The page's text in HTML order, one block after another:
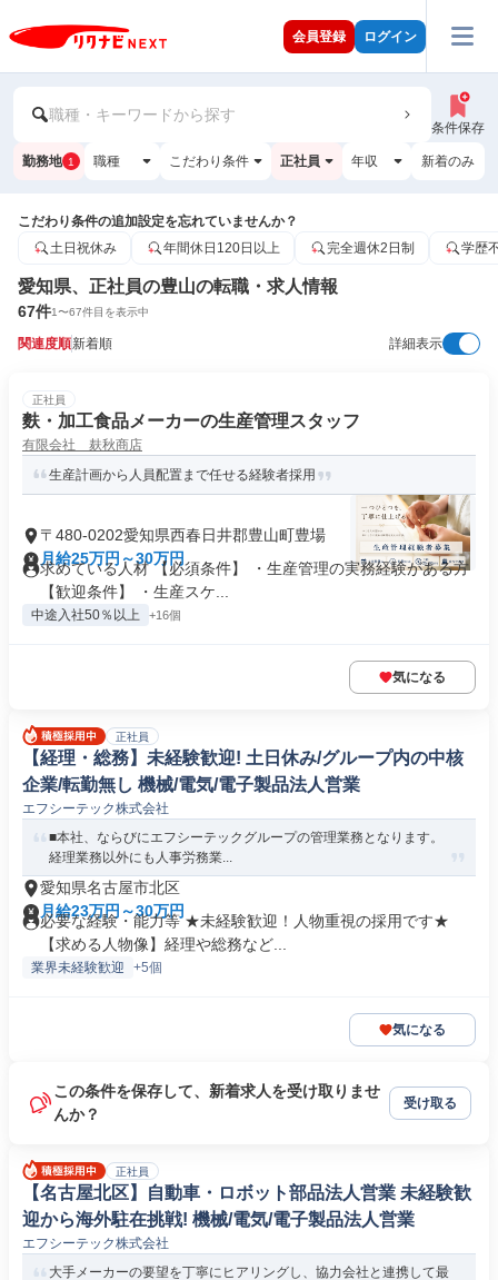
会員登録 ログイン
職種・キーワードから探す
条件保存
勤務地 1 職種 こだわり条件 正社員 年収 新着のみ
こだわり条件の追加設定を忘れていませんか？
土日祝休み
年間休日120日以上 完全週休2日制 学歴
愛知県、正社員の豊山の転職・求人情報
67件1〜67件目を表示中
関連度順新着順 詳細表示
正社員
麩・加工食品メーカーの生産管理スタッフ
有限会社 麸秋商店
生産計画から人員配置まで任せる経験者採用
〒480-0202愛知県西春日井郡豊山町豊場
月給25万円～30万円
求めている人材 【必須条件】 ・生産管理の実務経験がある方
【歓迎条件】 ・生産スケ...
中途入社50％以上 +16個
気になる
正社員
【経理・総務】未経験歓迎! 土日休み/グループ内の中核
企業/転勤無し 機械/電気/電子製品法人営業
エフシーテック株式会社
■本社、ならびにエフシーテックグループの管理業務となります。
経理業務以外にも人事労務業...
愛知県名古屋市北区
月給23万円～30万円
必要な経験・能力等 ★未経験歓迎！人物重視の採用です★
【求める人物像】経理や総務など...
業界未経験歓迎 +5個
気になる
この条件を保存して、新着求人を受け取りませ
んか？
受け取る
正社員
【名古屋北区】自動車・ロボット部品法人営業 未経験歓
迎から海外駐在挑戦! 機械/電気/電子製品法人営業
エフシーテック株式会社
大手メーカーの要望を丁寧にヒアリングし、協力会社と連携して最